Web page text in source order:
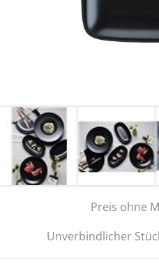
Preis ohne
Unverbindlicher